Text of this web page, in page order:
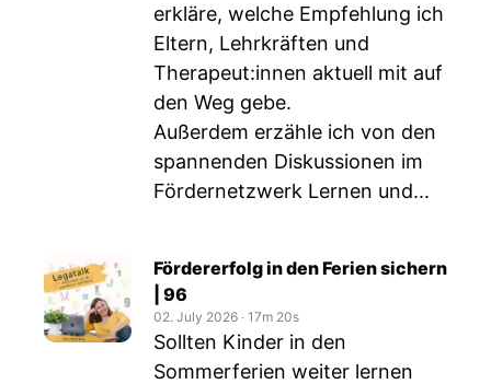
erkläre, welche Empfehlung ich
Eltern, Lehrkräften und
Therapeut:innen aktuell mit auf
den Weg gebe.
Außerdem erzähle ich von den
spannenden Diskussionen im
Fördernetzwerk Lernen und...
Fördererfolg in den Ferien sichern
| 96
02. July 2026 ‧ 17m 20s
Sollten Kinder in den
Sommerferien weiter lernen